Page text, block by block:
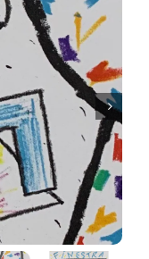
